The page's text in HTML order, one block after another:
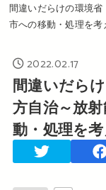
間違いだらけの環境
市への移動・処理を
2022.02.17
間違いだら
方自治～放
動・処理を